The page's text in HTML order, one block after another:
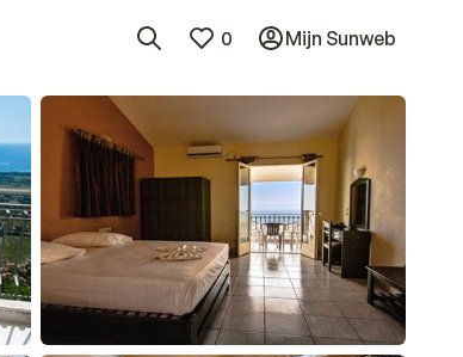
0 Mijn Sunweb